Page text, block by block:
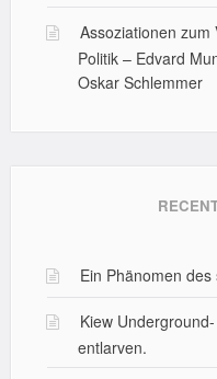
Assoziationen zum
Politik – Edvard
Oskar Schlemmer
Ein Phänomen
Kiew
entlarven.